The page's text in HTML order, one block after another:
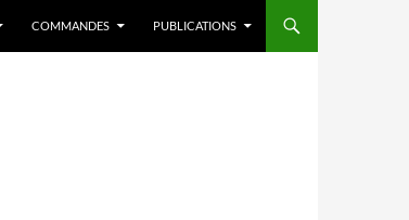
COMMANDES PUBLICATIONS